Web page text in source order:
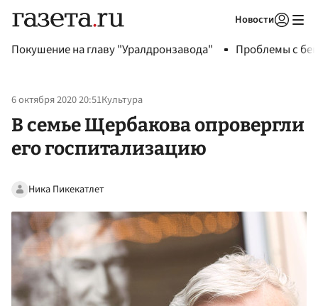
Новости
Покушение на главу "Уралдронзавода" Проблемы с
6 октября 2020 20:51Культура
В семье Щербакова опровергли
его госпитализацию
Ника Пикекатлет